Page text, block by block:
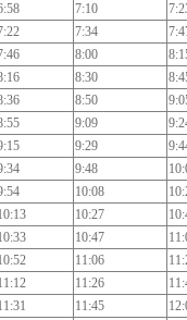
7:10
7:34
8:00
8:30
8:50
9:09
9:29
9:48
10:08
10:27
10:47
11:06
11:26
11:45